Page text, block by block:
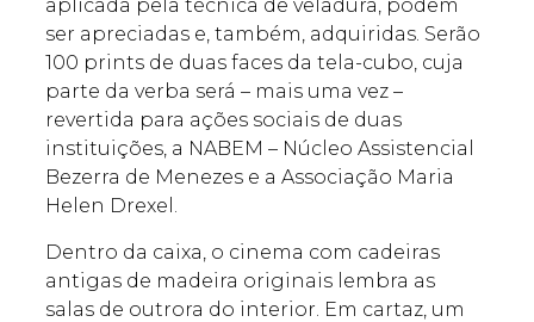
aplicada pela técnica de veladura, podem
ser apreciadas e, também, adquiridas. Serão
100 prints de duas faces da tela-cubo, cuja
parte da verba será – mais uma vez –
revertida para ações sociais de duas
instituições, a NABEM – Núcleo Assistencial
Bezerra de Menezes e a Associação Maria
Helen Drexel.
Dentro da caixa, o cinema com cadeiras
antigas de madeira originais lembra as
salas de outrora do interior. Em cartaz, um